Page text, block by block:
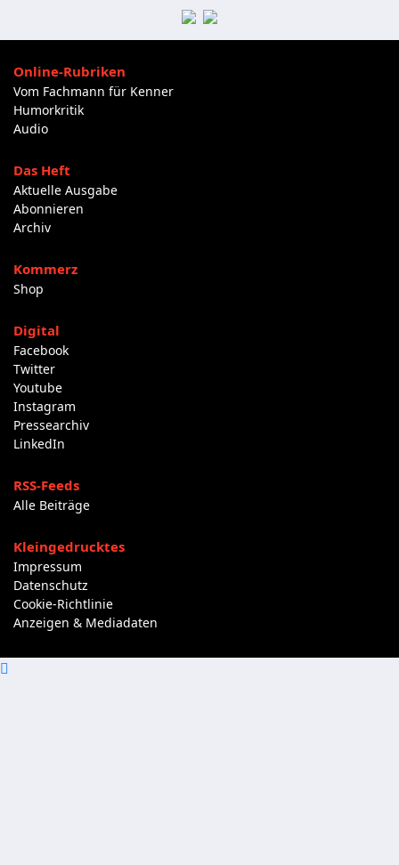
Online-Rubriken
Vom Fachmann für Kenner
Humorkritik
Audio
Das Heft
Aktuelle Ausgabe
Abonnieren
Archiv
Kommerz
Shop
Digital
Facebook
Twitter
Youtube
Instagram
Pressearchiv
LinkedIn
RSS-Feeds
Alle Beiträge
Kleingedrucktes
Impressum
Datenschutz
Cookie-Richtlinie
Anzeigen & Mediadaten